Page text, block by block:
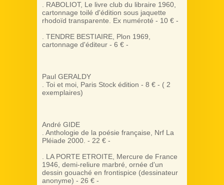
. RABOLIOT, Le livre club du libraire 1960,
cartonnage toilé d'édition sous jaquette
rhodoïd transparente. Ex numéroté - 10 € -
. TENDRE BESTIAIRE, Plon 1969,
cartonnage d'éditeur - 6 € -
Paul GERALDY
. Toi et moi, Paris Stock édition - 8 € - ( 2
exemplaires)
André GIDE
. Anthologie de la poésie française, Nrf La
Pléiade 2000. - 22 € -
. LA PORTE ETROITE, Mercure de France
1946, demi-reliure marbré, ornée d'un
dessin gouaché en frontispice (dessinateur
anonyme) - 26 € -